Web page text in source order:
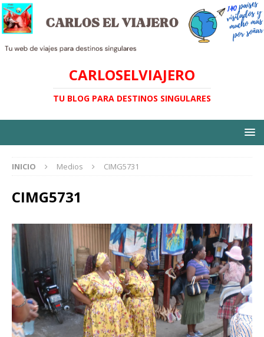
CARLOSELVIAJERO
TU BLOG PARA DESTINOS SINGULARES
INICIO Medios CIMG5731
CIMG5731